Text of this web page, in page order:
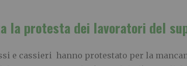
la protesta dei lavoratori del
e cassieri hanno protestato per la